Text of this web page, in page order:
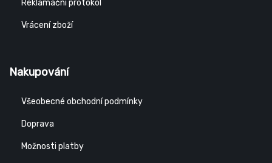
Reklamační protokol
Vrácení zboží
Nakupování
Všeobecné obchodní podmínky
Doprava
Možnosti platby